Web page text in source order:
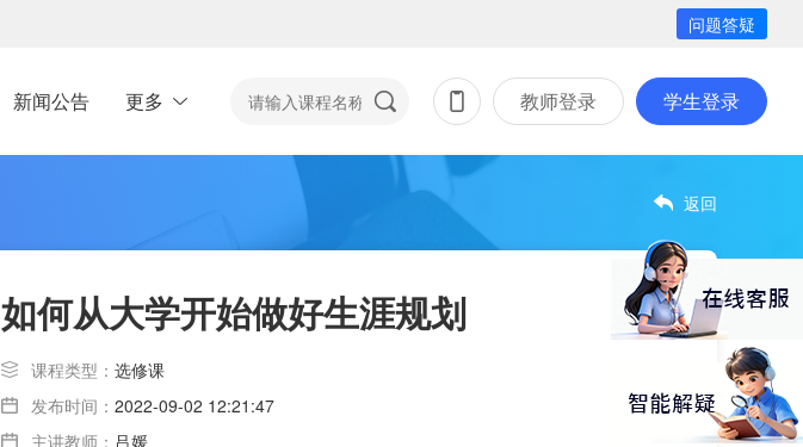
问题答疑
新闻公告 更多 教师登录 学生登录
返回
如何从大学开始做好生涯规划
课程类型： 选修课
发布时间： 2022-09-02 12:21:47
主讲教师： 吕媛